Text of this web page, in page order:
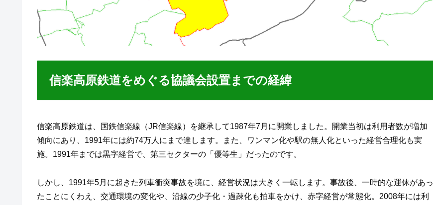
信楽高原鉄道をめぐる協議会設置までの経緯
信楽高原鉄道は、国鉄信楽線（JR信楽線）を継承して1987年7月に開業しました。開業当初は利用者数が増加
傾向にあり、1991年には約74万人にまで達します。また、ワンマン化や駅の無人化といった経営合理化も実
施。1991年までは黒字経営で、第三セクターの「優等生」だったのです。
しかし、1991年5月に起きた列車衝突事故を境に、経営状況は大きく一転します。事故後、一時的な運休があっ
たことにくわえ、交通環境の変化や、沿線の少子化・過疎化も拍車をかけ、赤字経営が常態化。2008年には利